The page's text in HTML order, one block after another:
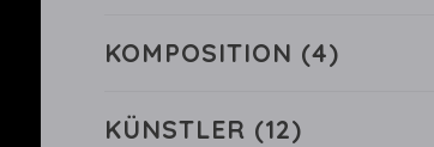
KOMPOSITION (4)
KÜNSTLER (12)